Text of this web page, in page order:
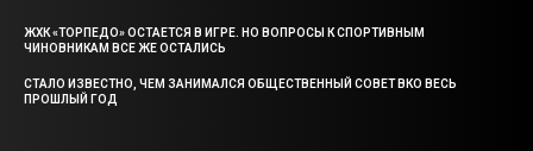
ЖХК «ТОРПЕДО» ОСТАЕТСЯ В ИГРЕ. НО ВОПРОСЫ К СПОРТИВНЫМ
ЧИНОВНИКАМ ВСЕ ЖЕ ОСТАЛИСЬ
СТАЛО ИЗВЕСТНО, ЧЕМ ЗАНИМАЛСЯ ОБЩЕСТВЕННЫЙ СОВЕТ ВКО ВЕСЬ
ПРОШЛЫЙ ГОД